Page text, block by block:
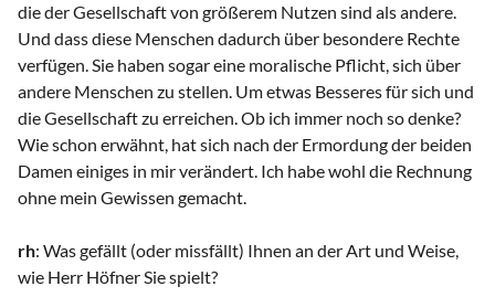
die der Gesellschaft von größerem Nutzen sind als andere.
Und dass diese Menschen dadurch über besondere Rechte
verfügen. Sie haben sogar eine moralische Pflicht, sich über
andere Menschen zu stellen. Um etwas Besseres für sich und
die Gesellschaft zu erreichen. Ob ich immer noch so denke?
Wie schon erwähnt, hat sich nach der Ermordung der beiden
Damen einiges in mir verändert. Ich habe wohl die Rechnung
ohne mein Gewissen gemacht.
rh: Was gefällt (oder missfällt) Ihnen an der Art und Weise,
wie Herr Höfner Sie spielt?